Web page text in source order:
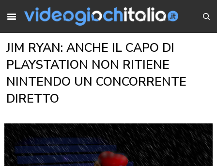
JIM RYAN: ANCHE IL CAPO DI
PLAYSTATION NON RITIENE
NINTENDO UN CONCORRENTE
DIRETTO